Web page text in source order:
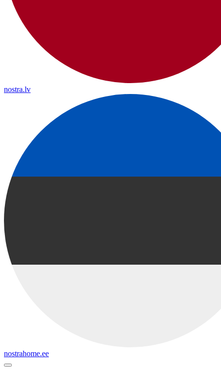
nostra.lv
nostrahome.ee